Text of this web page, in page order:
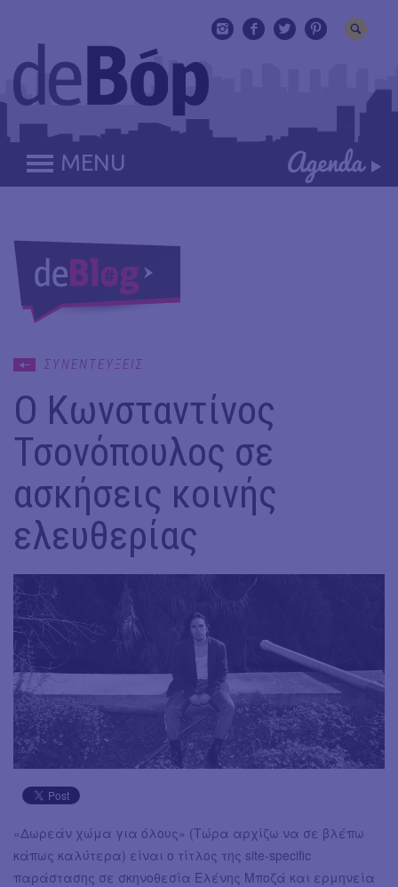
MENU
ΣΥΝΕΝΤΕΥΞΕΙΣ
Ο Κωνσταντίνος
Τσονόπουλος σε
ασκήσεις κοινής
ελευθερίας
«Δωρεάν χώμα για όλους» (Τώρα αρχίζω να σε βλέπω
κάπως καλύτερα) είναι ο τίτλος της site-specific
παράστασης σε σκηνοθεσία Ελένης Μποζά και ερμηνεία